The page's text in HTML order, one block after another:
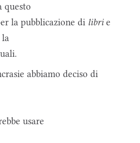
questo
la pubblicazione di librie
la
abbiamo deciso di
usare